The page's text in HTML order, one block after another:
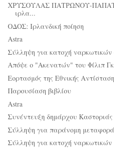
ΧΡΥΣΟΥΛΑΣ ΠΑΤΡΩΝΟΥ-
ιρλα...
ΟΔΟΣ: Ιρλανδική ποίηση
Astra
Σύλληψη για κατοχή ναρκωτικών
Απόψε o "Ακενατών" του Φίλιπ
Εορτασμός της Εθνικής
Παρουσίαση βιβλίου
Astra
Συνέντευξη δημάρχου Καστοριάς
Σύλληψη για παράνομη
Σύλληψη για κατοχή ναρκωτικών